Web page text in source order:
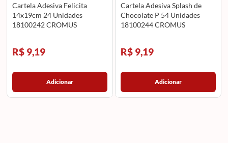
Cartela Adesiva Felicita
14x19cm 24 Unidades
18100242 CROMUS
R$ 9,19
Adicionar
Cartela Adesiva Splash de
Chocolate P 54 Unidades
18100244 CROMUS
R$ 9,19
Adicionar